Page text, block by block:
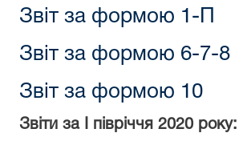
Звіт за формою 1-П
Звіт за формою 6-7-8
Звіт за формою 10
Звіти за I півріччя 2020 року: